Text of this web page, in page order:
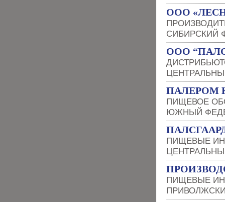
ООО
СИБИРСКИЙ
ООО
ПАЛЕРОМ
ПИЩЕВОЕ
ЮЖНЫЙ
ПИЩЕВЫЕ
ПИЩЕВЫЕ